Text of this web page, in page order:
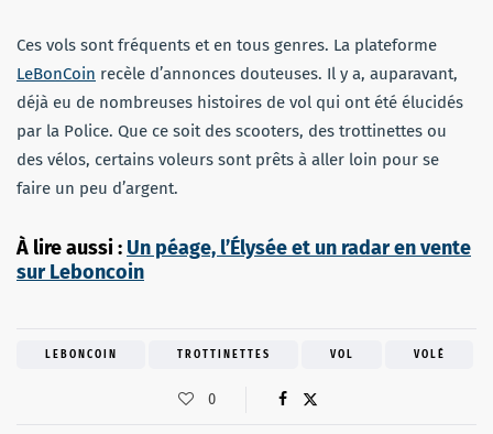
Ces vols sont fréquents et en tous genres. La plateforme
LeBonCoin recèle d’annonces douteuses. Il y a, auparavant,
déjà eu de nombreuses histoires de vol qui ont été élucidés
par la Police. Que ce soit des scooters, des trottinettes ou
des vélos, certains voleurs sont prêts à aller loin pour se
faire un peu d’argent.
À lire aussi : Un péage, l’Élysée et un radar en vente
sur Leboncoin
LEBONCOIN TROTTINETTES VOL VOLÉ
0